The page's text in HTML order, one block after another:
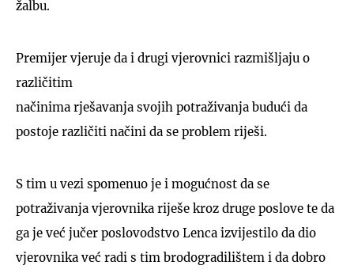
žalbu.
Premijer vjeruje da i drugi vjerovnici razmišljaju o
različitim
načinima rješavanja svojih potraživanja budući da
postoje različiti načini da se problem riješi.
S tim u vezi spomenuo je i mogućnost da se
potraživanja vjerovnika riješe kroz druge poslove te da
ga je već jučer poslovodstvo Lenca izvijestilo da dio
vjerovnika već radi s tim brodogradilištem i da dobro